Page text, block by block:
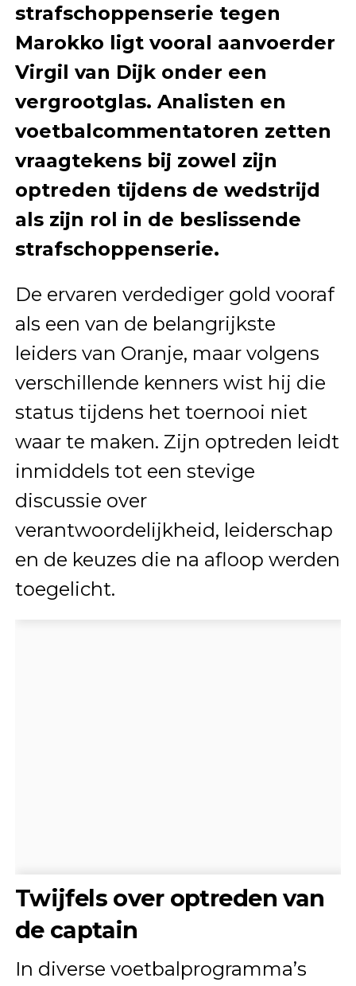
strafschoppenserie tegen
Marokko ligt vooral aanvoerder
Virgil van Dijk onder een
vergrootglas. Analisten en
voetbalcommentatoren zetten
vraagtekens bij zowel zijn
optreden tijdens de wedstrijd
als zijn rol in de beslissende
strafschoppenserie.
De ervaren verdediger gold vooraf
als een van de belangrijkste
leiders van Oranje, maar volgens
verschillende kenners wist hij die
status tijdens het toernooi niet
waar te maken. Zijn optreden leidt
inmiddels tot een stevige
discussie over
verantwoordelijkheid, leiderschap
en de keuzes die na afloop werden
toegelicht.
Twijfels over optreden van
de captain
In diverse voetbalprogramma’s